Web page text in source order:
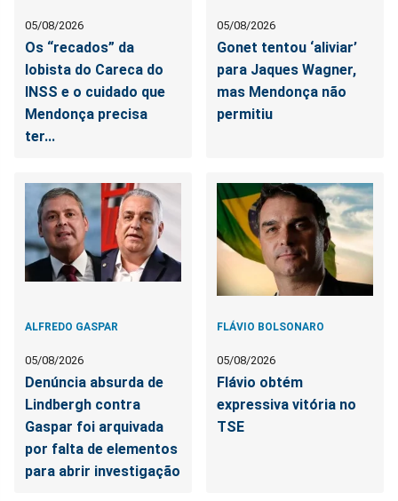
05/08/2026
Os “recados” da
lobista do Careca do
INSS e o cuidado que
Mendonça precisa
ter...
05/08/2026
Gonet tentou ‘aliviar’
para Jaques Wagner,
mas Mendonça não
permitiu
ALFREDO GASPAR
05/08/2026
Denúncia absurda de
Lindbergh contra
Gaspar foi arquivada
por falta de elementos
para abrir investigação
FLÁVIO BOLSONARO
05/08/2026
Flávio obtém
expressiva vitória no
TSE